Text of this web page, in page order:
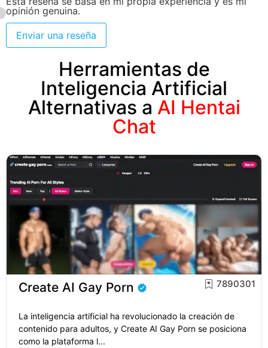
opinión genuina.
Enviar una reseña
Herramientas de
Inteligencia Artificial
Alternativas a AI Hentai
Chat
Create AI Gay Porn 7890301
La inteligencia artificial ha revolucionado la creación de
contenido para adultos, y Create AI Gay Porn se posiciona
como la plataforma l...